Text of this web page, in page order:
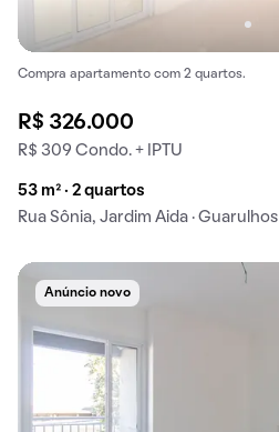
Compra apartamento com 2 quartos.
R$ 326.000
R$ 309 Condo. + IPTU
53 m² · 2 quartos
Rua Sônia, Jardim Aida · Guarulhos
Anúncio novo